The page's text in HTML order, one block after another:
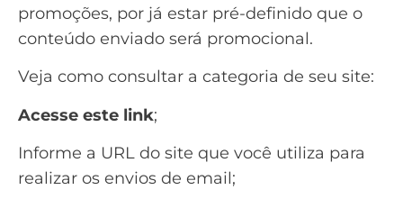
promoções, por já estar pré-definido que o
conteúdo enviado será promocional.
Veja como consultar a categoria de seu site:
Acesse este link;
Informe a URL do site que você utiliza para
realizar os envios de email;